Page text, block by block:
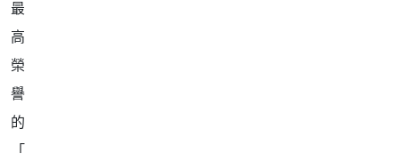
最
高
榮
譽
的
「